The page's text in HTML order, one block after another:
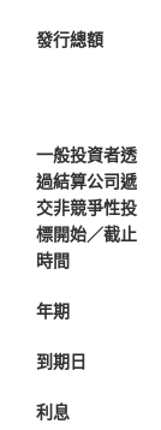
發行總額
一般投資者透
過結算公司遞
交非競爭性投
標開始／截止
時間
年期
到期日
利息